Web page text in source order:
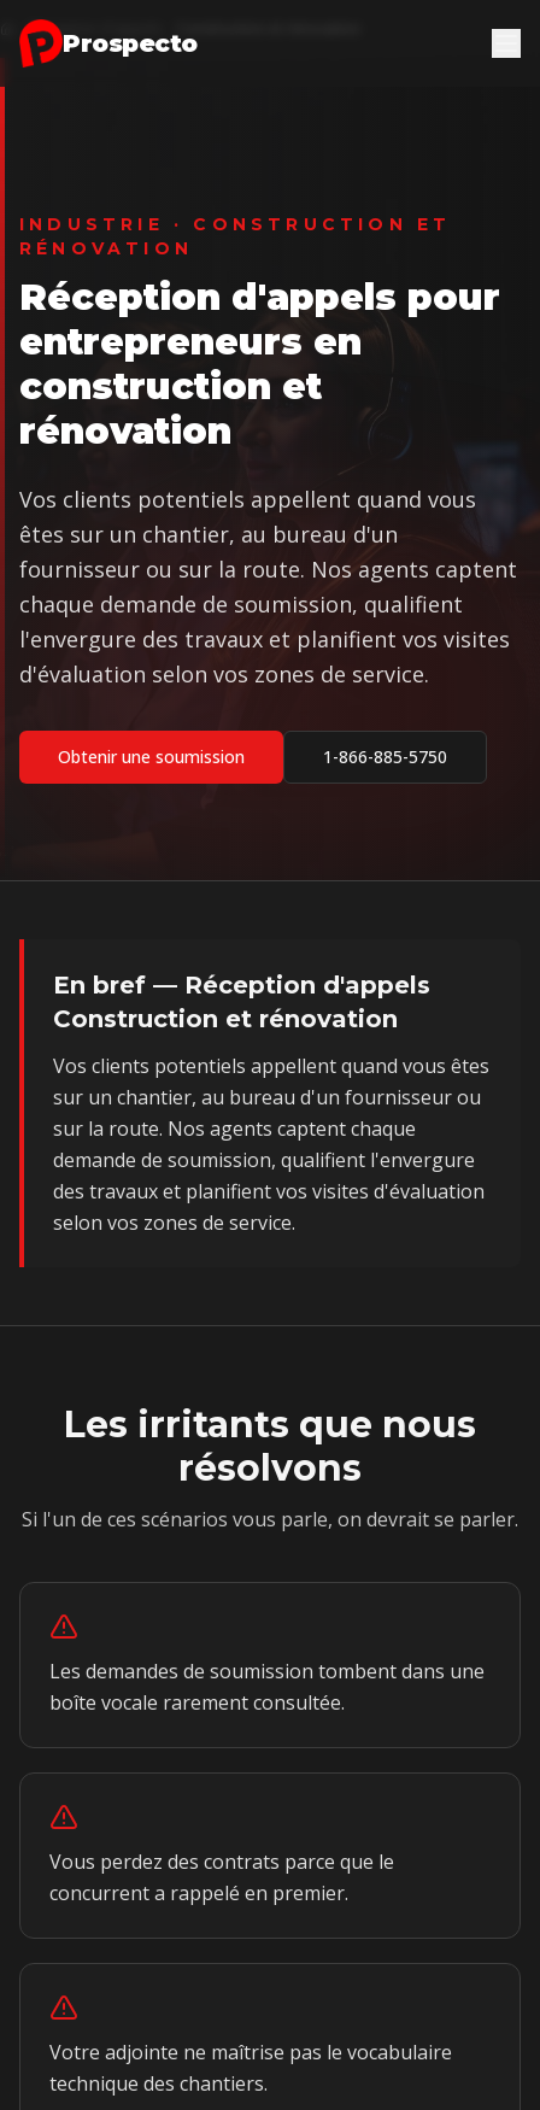
Aller au contenu principal
Prospecto
AccueilRéception d'appels
INDUSTRIE · CONSTRUCTION ET
RÉNOVATION
Réception d'appels pour
entrepreneurs en
construction et
rénovation
Vos clients potentiels appellent quand vous
êtes sur un chantier, au bureau d'un
fournisseur ou sur la route. Nos agents captent
chaque demande de soumission, qualifient
l'envergure des travaux et planifient vos visites
d'évaluation selon vos zones de service.
Obtenir une soumission 1-866-885-5750
En bref — Réception d'appels
Construction et rénovation
Vos clients potentiels appellent quand vous êtes
sur un chantier, au bureau d'un fournisseur ou
sur la route. Nos agents captent chaque
demande de soumission, qualifient l'envergure
des travaux et planifient vos visites d'évaluation
selon vos zones de service.
Les irritants que nous
résolvons
Si l'un de ces scénarios vous parle, on devrait se parler.
Les demandes de soumission tombent dans une
boîte vocale rarement consultée.
Vous perdez des contrats parce que le
concurrent a rappelé en premier.
Votre adjointe ne maîtrise pas le vocabulaire
technique des chantiers.